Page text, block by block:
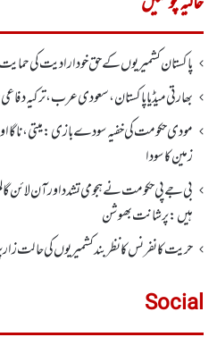
پاکستان کشمیریوں کے حق خودارادیت کی
بھارتی میڈیا پاکستان، سعودی عرب، ترکیہ
مودی حکومت کی خفیہ سودے بازی: میتی، ناگا
زمین کا سودا
بی جے پی حکومت نے ہجومی تشدد اورآن
ہیں: پرشانت بھوشن
حریت کانفرنس کا نظر بند کشمیریوں کی حالت زار
Social